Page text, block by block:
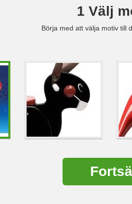
1 Välj
Börja med att välja motiv till